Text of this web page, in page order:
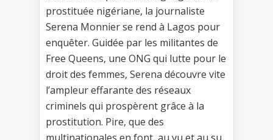
prostituée nigériane, la journaliste
Serena Monnier se rend à Lagos pour
enquêter. Guidée par les militantes de
Free Queens, une ONG qui lutte pour le
droit des femmes, Serena découvre vite
l’ampleur effarante des réseaux
criminels qui prospèrent grâce à la
prostitution. Pire, que des